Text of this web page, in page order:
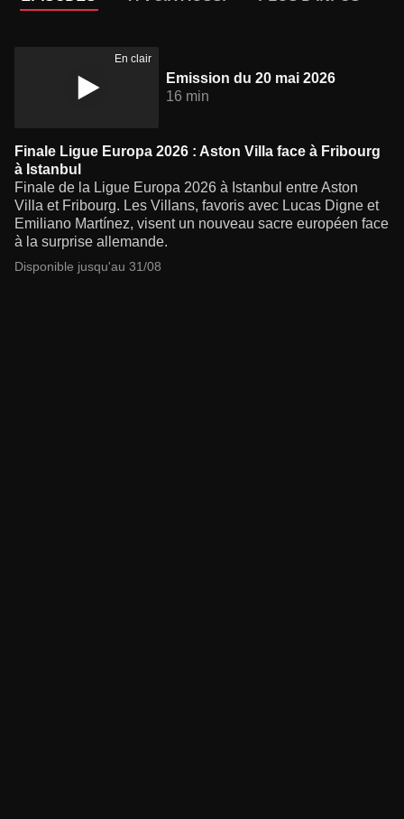
En clair
Emission du 20 mai 2026
16 min
Finale Ligue Europa 2026 : Aston Villa face à Fribourg
à Istanbul
Finale de la Ligue Europa 2026 à Istanbul entre Aston
Villa et Fribourg. Les Villans, favoris avec Lucas Digne et
Emiliano Martínez, visent un nouveau sacre européen face
à la surprise allemande.
Disponible jusqu'au 31/08